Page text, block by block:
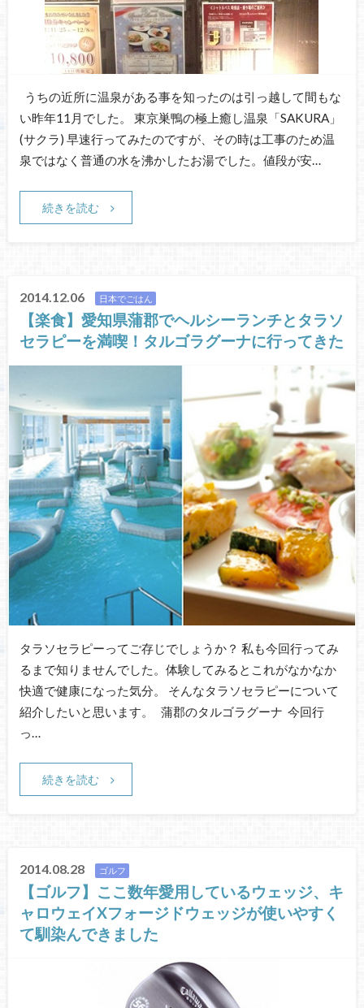
うちの近所に温泉がある事を知ったのは引っ越して間もな
い昨年11月でした。 東京巣鴨の極上癒し温泉「SAKURA」
(サクラ) 早速行ってみたのですが、その時は工事のため温
泉ではなく普通の水を沸かしたお湯でした。値段が安…
続きを読む
2014.12.06 日本でごはん
【楽食】愛知県蒲郡でヘルシーランチとタラソ
セラピーを満喫！タルゴラグーナに行ってきた
タラソセラピーってご存じでしょうか？ 私も今回行ってみ
るまで知りませんでした。体験してみるとこれがなかなか
快適で健康になった気分。 そんなタラソセラピーについて
紹介したいと思います。 蒲郡のタルゴラグーナ 今回行
っ…
続きを読む
2014.08.28 ゴルフ
【ゴルフ】ここ数年愛用しているウェッジ、キ
ャロウェイXフォージドウェッジが使いやすく
て馴染んできました